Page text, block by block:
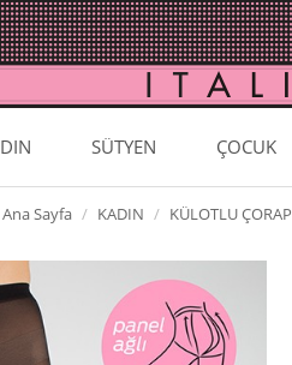
SÜTYEN ÇOCUK
Ana Sayfa KADIN KÜLOTLU ÇORAP